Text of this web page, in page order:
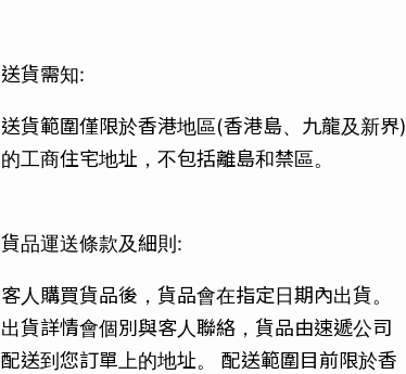
送貨需知:
送貨範圍僅限於香港地區(香港島、九龍及新界)
的工商住宅地址，不包括離島和禁區。
貨品運送條款及細則:
客人購買貨品後，貨品會在指定日期內出貨。
出貨詳情會個別與客人聯絡，貨品由速遞公司
配送到您訂單上的地址。 配送範圍目前限於香